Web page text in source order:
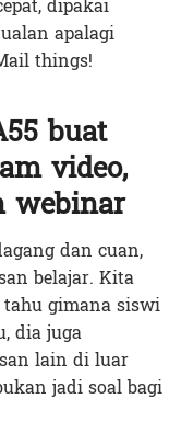
apalagi
things!
buat
video,
webinar
dan cuan,
belajar. Kita
gimana siswi
dia juga
lain di luar
jadi soal bagi